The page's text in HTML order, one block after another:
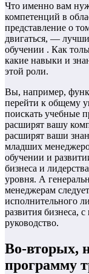
Что именно вам
компетенций в
представление о
двигаться, —
обучении . Как
какие навыки и
этой роли.
Вы, например,
перейти к общему
поискать учебные
расширят вашу
расширят ваши
младших
обучении и
бизнеса и
уровня. А
менеджерам
исполнительного
развития бизнеса,
руководство.
Во-вторых,
программу